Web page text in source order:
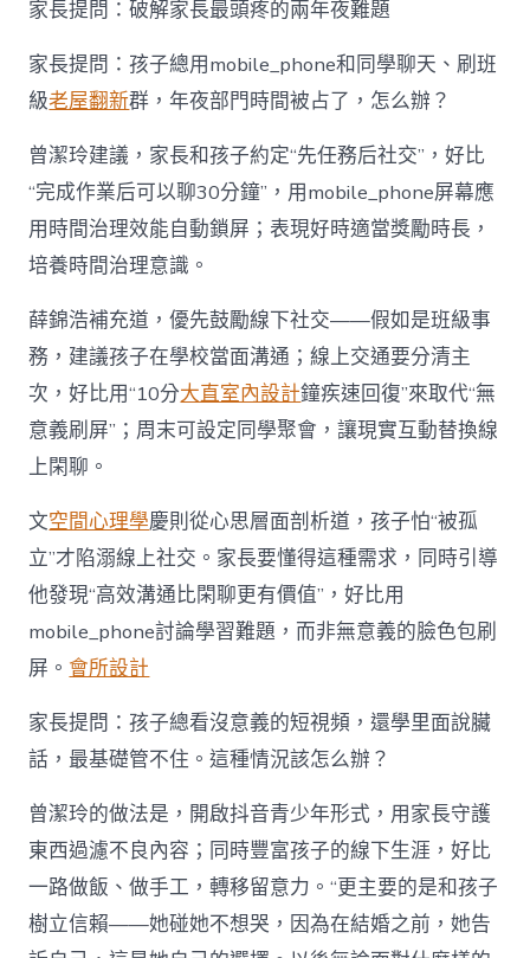
家長提問：破解家長最頭疼的兩年夜難題
家長提問：孩子總用mobile_phone和同學聊天、刷班
級老屋翻新群，年夜部門時間被占了，怎么辦？
曾潔玲建議，家長和孩子約定“先任務后社交”，好比
“完成作業后可以聊30分鐘”，用mobile_phone屏幕應
用時間治理效能自動鎖屏；表現好時適當獎勵時長，
培養時間治理意識。
薛錦浩補充道，優先鼓勵線下社交——假如是班級事
務，建議孩子在學校當面溝通；線上交通要分清主
次，好比用“10分大直室內設計鐘疾速回復”來取代“無
意義刷屏”；周末可設定同學聚會，讓現實互動替換線
上閑聊。
文空間心理學慶則從心思層面剖析道，孩子怕“被孤
立”才陷溺線上社交。家長要懂得這種需求，同時引導
他發現“高效溝通比閑聊更有價值”，好比用
mobile_phone討論學習難題，而非無意義的臉色包刷
屏。會所設計
家長提問：孩子總看沒意義的短視頻，還學里面說臟
話，最基礎管不住。這種情況該怎么辦？
曾潔玲的做法是，開啟抖音青少年形式，用家長守護
東西過濾不良內容；同時豐富孩子的線下生涯，好比
一路做飯、做手工，轉移留意力。“更主要的是和孩子
樹立信賴——她碰她不想哭，因為在結婚之前，她告